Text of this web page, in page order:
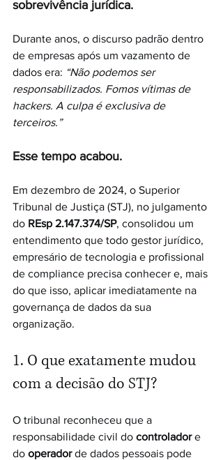
sobrevivência jurídica.
Durante anos, o discurso padrão dentro
de empresas após um vazamento de
dados era: “Não podemos ser
responsabilizados. Fomos vítimas de
hackers. A culpa é exclusiva de
terceiros.”
Esse tempo acabou.
Em dezembro de 2024, o Superior
Tribunal de Justiça (STJ), no julgamento
do REsp 2.147.374/SP, consolidou um
entendimento que todo gestor jurídico,
empresário de tecnologia e profissional
de compliance precisa conhecer e, mais
do que isso, aplicar imediatamente na
governança de dados da sua
organização.
1. O que exatamente mudou
com a decisão do STJ?
O tribunal reconheceu que a
responsabilidade civil do controlador e
do operador de dados pessoais pode